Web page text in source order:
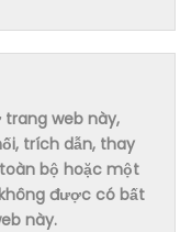
trang web này,
trích dẫn, thay
bộ hoặc một
được có bất
này.